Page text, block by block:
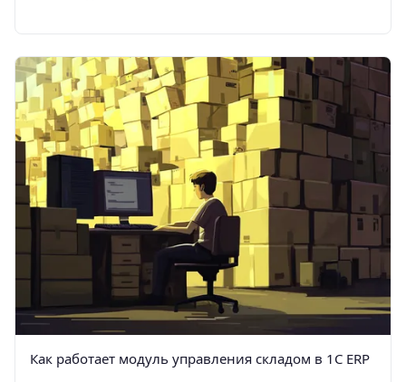
Как работает модуль управления складом в 1С ERP